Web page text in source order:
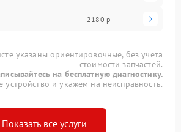
2180 р
указаны ориентировочные, без учета
стоимости запчастей.
на бесплатную диагностику.
и укажем на неисправность.
Показать все услуги